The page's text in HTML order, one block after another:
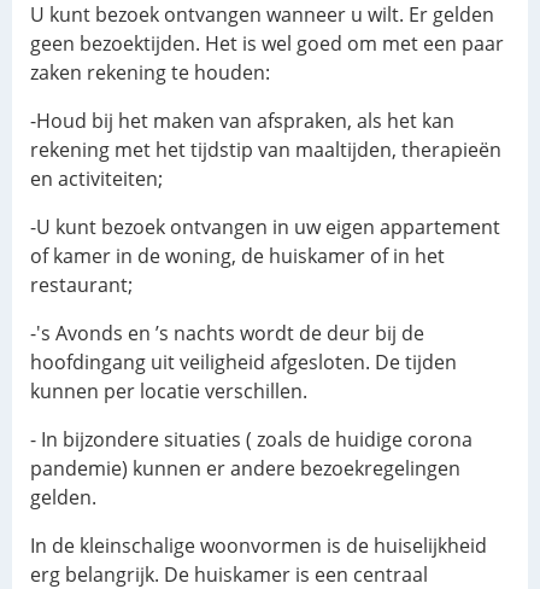
U kunt bezoek ontvangen wanneer u wilt. Er gelden
geen bezoektijden. Het is wel goed om met een paar
zaken rekening te houden:
-Houd bij het maken van afspraken, als het kan
rekening met het tijdstip van maaltijden, therapieën
en activiteiten;
-U kunt bezoek ontvangen in uw eigen appartement
of kamer in de woning, de huiskamer of in het
restaurant;
-'s Avonds en ’s nachts wordt de deur bij de
hoofdingang uit veiligheid afgesloten. De tijden
kunnen per locatie verschillen.
- In bijzondere situaties ( zoals de huidige corona
pandemie) kunnen er andere bezoekregelingen
gelden.
In de kleinschalige woonvormen is de huiselijkheid
erg belangrijk. De huiskamer is een centraal